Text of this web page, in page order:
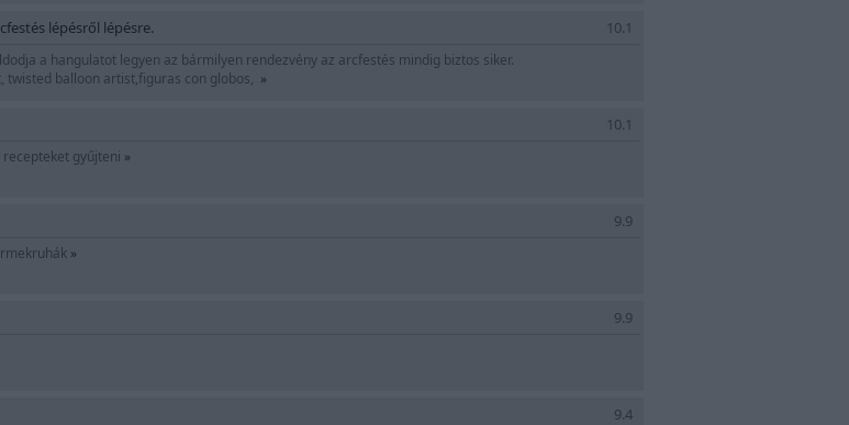
10.1
lépésről lépésre.
a hangulatot legyen az bármilyen rendezvény az arcfestés mindig biztos siker.
balloon artist,figuras con globos, »
10.1
gyűjteni »
9.9
»
9.9
9.4